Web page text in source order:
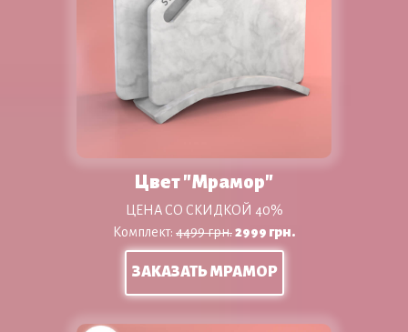
Цвет "Мрамор"
ЦЕНА СО СКИДКОЙ 40%
Комплект: 4499 грн.2999 грн.
ЗАКАЗАТЬ МРАМОР